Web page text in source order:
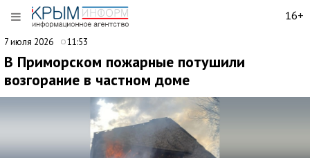
16+
7 июля 2026 11:53
В Приморском пожарные потушили
возгорание в частном доме